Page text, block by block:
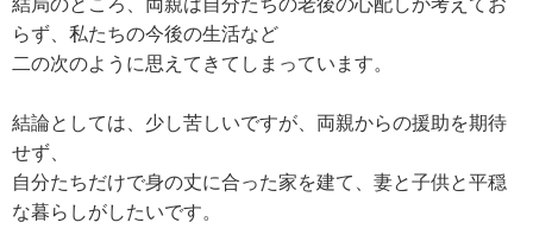
らず、私たちの今後の生活など
二の次のように思えてきてしまっています。
結論としては、少し苦しいですが、両親からの援助を期待
せず、
自分たちだけで身の丈に合った家を建て、妻と子供と平穏
な暮らしがしたいです。